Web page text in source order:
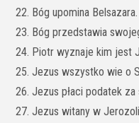
22. Bóg upomina Belsazara.
23. Bóg przedstawia
24. Piotr wyznaje kim jest
25. Jezus wszystko wie o
26. Jezus płaci podatek
27. Jezus witany w